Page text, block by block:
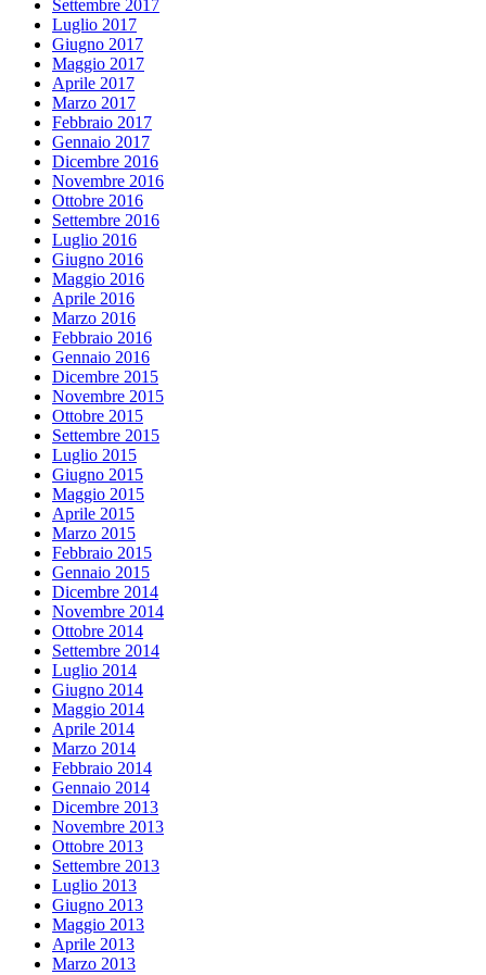
Settembre 2017
Luglio 2017
Giugno 2017
Maggio 2017
Aprile 2017
Marzo 2017
Febbraio 2017
Gennaio 2017
Dicembre 2016
Novembre 2016
Ottobre 2016
Settembre 2016
Luglio 2016
Giugno 2016
Maggio 2016
Aprile 2016
Marzo 2016
Febbraio 2016
Gennaio 2016
Dicembre 2015
Novembre 2015
Ottobre 2015
Settembre 2015
Luglio 2015
Giugno 2015
Maggio 2015
Aprile 2015
Marzo 2015
Febbraio 2015
Gennaio 2015
Dicembre 2014
Novembre 2014
Ottobre 2014
Settembre 2014
Luglio 2014
Giugno 2014
Maggio 2014
Aprile 2014
Marzo 2014
Febbraio 2014
Gennaio 2014
Dicembre 2013
Novembre 2013
Ottobre 2013
Settembre 2013
Luglio 2013
Giugno 2013
Maggio 2013
Aprile 2013
Marzo 2013